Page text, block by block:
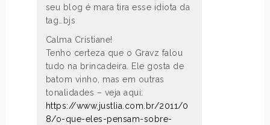
seu blog é mara tira esse idiota da
tag…bjs
Calma Cristiane!
Tenho certeza que o Gravz falou
tudo na brincadeira. Ele gosta de
batom vinho, mas em outras
tonalidades – veja aqui:
https://www.justlia.com.br/2011/0
8/o-que-eles-pensam-sobre-